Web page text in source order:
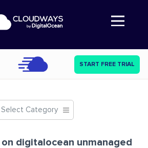
Abre a navegação
START FREE TRIAL
Select Category
digitalocean unmanaged